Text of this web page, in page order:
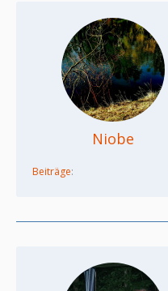
Niobe
Beiträge